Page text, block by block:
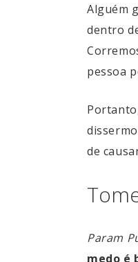
Alguém
dentro
pessoa
de
Param
medo é